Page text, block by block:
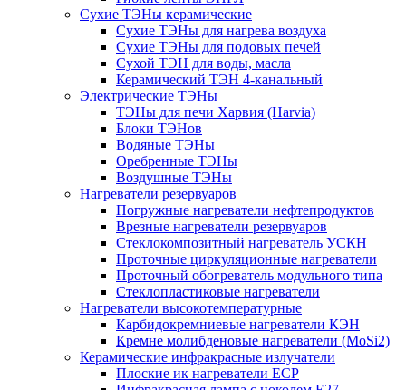
Сухие ТЭНы керамические
Сухие ТЭНы для нагрева воздуха
Сухие ТЭНы для подовых печей
Сухой ТЭН для воды, масла
Керамический ТЭН 4-канальный
Электрические ТЭНы
ТЭНы для печи Харвия (Harvia)
Блоки ТЭНов
Водяные ТЭНы
Оребренные ТЭНы
Воздушные ТЭНы
Нагреватели резервуаров
Погружные нагреватели нефтепродуктов
Врезные нагреватели резервуаров
Стеклокомпозитный нагреватель УСКН
Проточные циркуляционные нагреватели
Проточный обогреватель модульного типа
Стеклопластиковые нагреватели
Нагреватели высокотемпературные
Карбидокремниевые нагреватели КЭН
Кремне молибденовые нагреватели (MoSi2)
Керамические инфракрасные излучатели
Плоские ик нагреватели ECP